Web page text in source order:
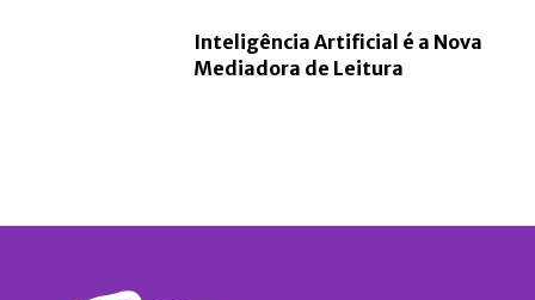
Inteligência Artificial é a Nova
Mediadora de Leitura